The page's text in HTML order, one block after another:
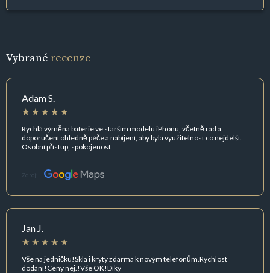
Vybrané recenze
Adam S.
Rychlá výměna baterie ve starším modelu iPhonu, včetně rad a
doporučení ohledně péče a nabíjení, aby byla využitelnost co nejdelší.
Osobní přístup, spokojenost
Zdroj:
Jan J.
Vše na jedničku!Skla i kryty zdarma k novým telefonům.Rychlost
dodání!Ceny nej.!Vše OK!Díky